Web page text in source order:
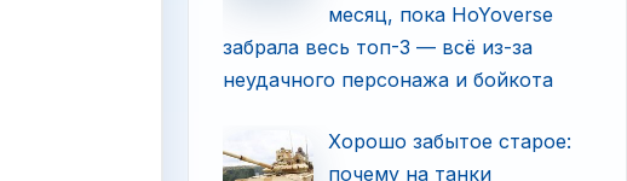
месяц, пока HoYoverse
забрала весь топ-3 — всё из-за
неудачного персонажа и бойкота
Хорошо забытое старое:
почему на танки